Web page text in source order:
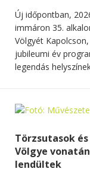
Új időpontban,
immáron 35.
Völgyét
jubileumi év
legendás
Törzsutasok
Völgye
lendültek